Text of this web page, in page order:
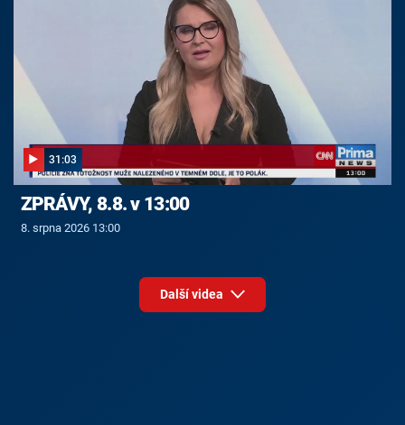
31:03
ZPRÁVY, 8.8. v 13:00
8. srpna 2026 13:00
Další videa